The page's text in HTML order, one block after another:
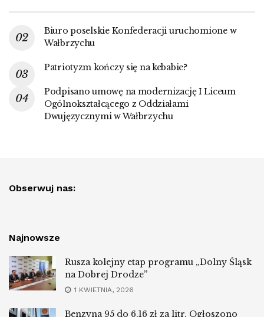
Biuro poselskie Konfederacji uruchomione w
Wałbrzychu
Patriotyzm kończy się na kebabie?
Podpisano umowę na modernizację I Liceum
Ogólnokształcącego z Oddziałami
Dwujęzycznymi w Wałbrzychu
Obserwuj nas:
Najnowsze
Rusza kolejny etap programu „Dolny Śląsk
na Dobrej Drodze”
1 KWIETNIA, 2026
Benzyna 95 do 6,16 zł za litr. Ogłoszono